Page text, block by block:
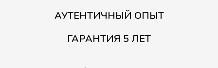
АУТЕНТИЧНЫЙ ОПЫТ
ГАРАНТИЯ 5 ЛЕТ